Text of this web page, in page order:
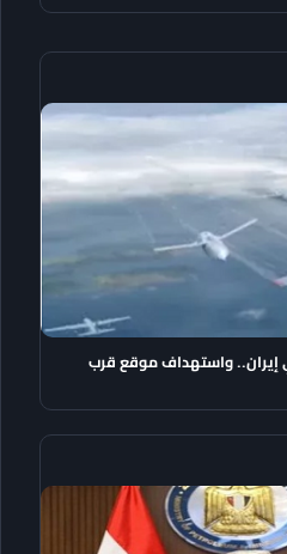
إيران.. واستهداف موقع قرب